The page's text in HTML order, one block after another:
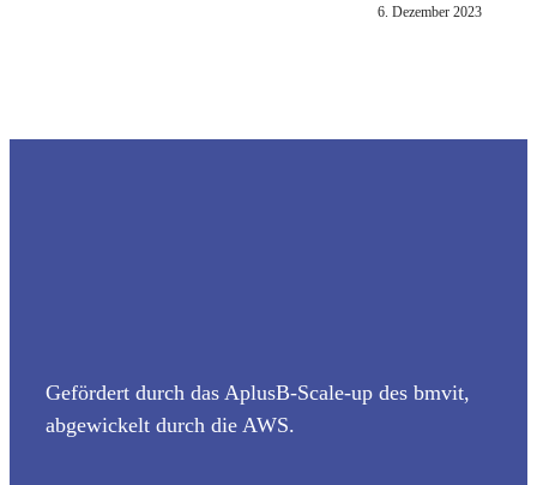
6. Dezember 2023
Gefördert durch das AplusB-Scale-up des bmvit,
abgewickelt durch die AWS.